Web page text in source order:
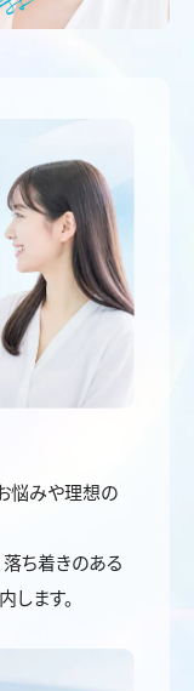
悩みや理想の
ち着きのある
します。